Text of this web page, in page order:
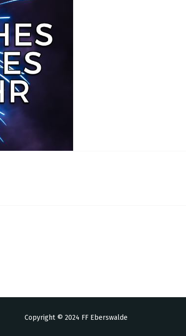
Copyright © 2024 FF Eberswalde